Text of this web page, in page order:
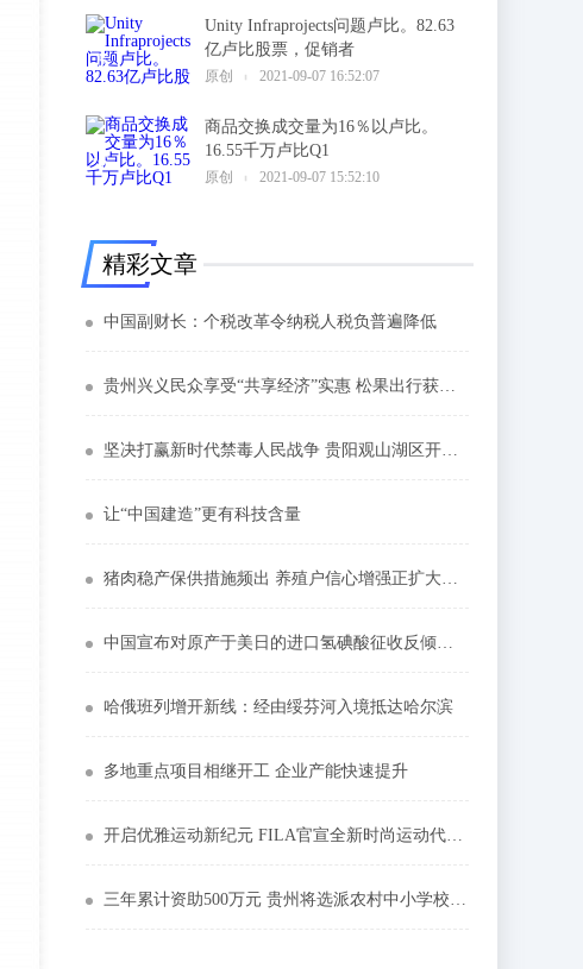
Unity Infraprojects问题卢比。82.63
亿卢比股票，促销者
原创 2021-09-07 16:52:07
5
商品交换成交量为16％以卢比。
16.55千万卢比Q1
原创 2021-09-07 15:52:10
6
精彩文章
中国副财长：个税改革令纳税人税负普遍降低
贵州兴义民众享受“共享经济”实惠 松果出行获最多市场配额
坚决打赢新时代禁毒人民战争 贵阳观山湖区开展“6·26”国际禁毒日文艺汇演
让“中国建造”更有科技含量
猪肉稳产保供措施频出 养殖户信心增强正扩大产能
中国宣布对原产于美日的进口氢碘酸征收反倾销税
哈俄班列增开新线：经由绥芬河入境抵达哈尔滨
多地重点项目相继开工 企业产能快速提升
开启优雅运动新纪元 FILA官宣全新时尚运动代言人江疏影
三年累计资助500万元 贵州将选派农村中小学校长赴上海培训